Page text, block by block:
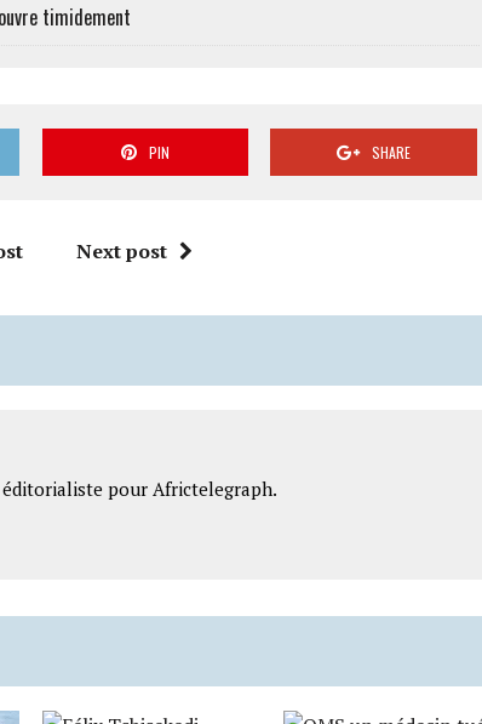
timidement
PIN SHARE
Next post
pour Africtelegraph.